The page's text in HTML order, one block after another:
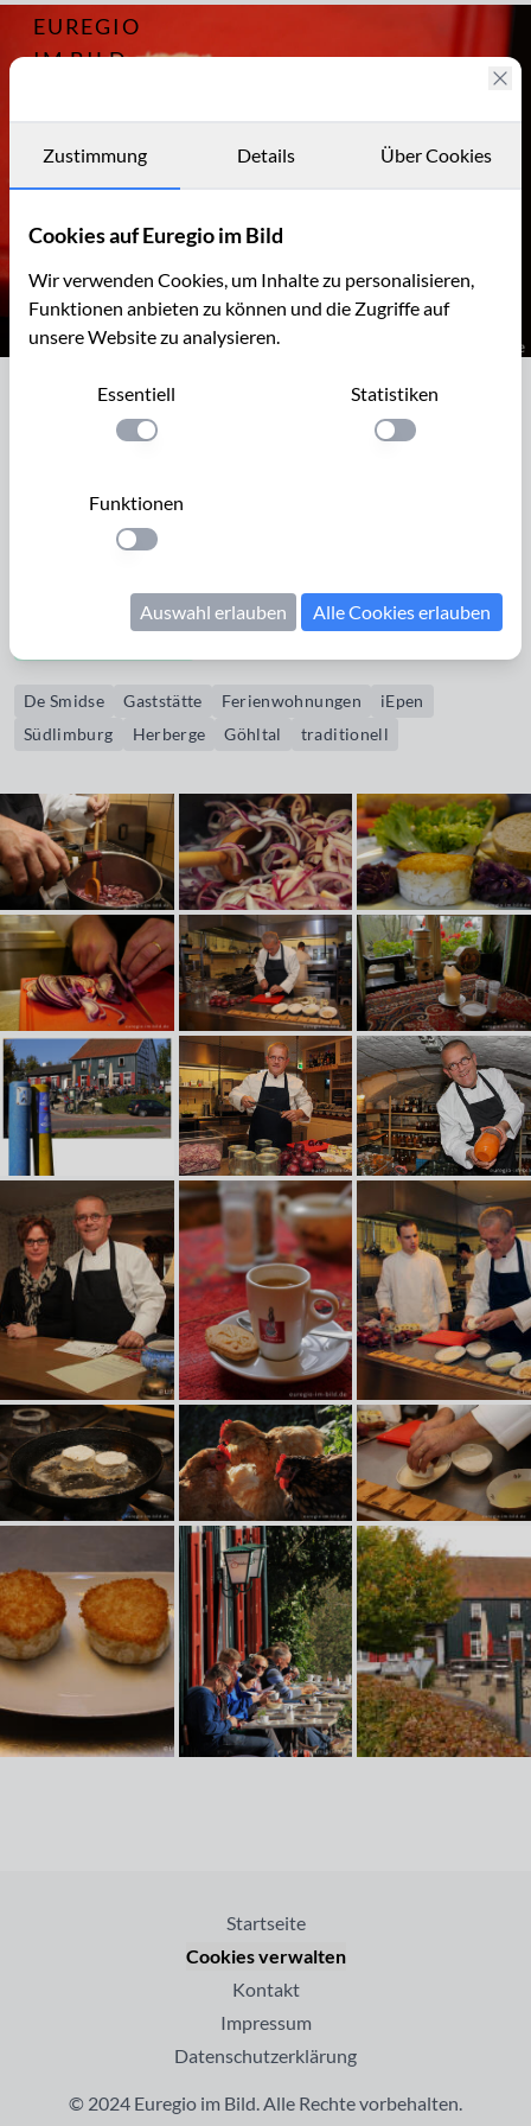
EUREGIO
IM BILD
Archiv
Kontakt
Archiv
Zubereitung Ziegenkäse mit
Zwiebelmus
Die Herberge ist im idyllischen und bei Wanderern sehr
De Smidse Gaststätte Ferienwohnungen
iEpen
Südlimburg
Herberge Göhltal traditionell
Startseite
Cookies verwalten
Kontakt
Impressum
Datenschutzerklärung
© 2024 Euregio im Bild. Alle Rechte vorbehalten.
Zustimmung Details Über Cookies
Cookies auf Euregio im Bild
Wir verwenden Cookies, um Inhalte zu personalisieren,
Funktionen anbieten zu können und die Zugriffe auf
unsere Website zu analysieren.
Essentiell
Einstellung anwenden
Statistiken
Einstellung
Funktionen
Einstellung anwenden
Auswahl erlauben Alle Cookies erlauben